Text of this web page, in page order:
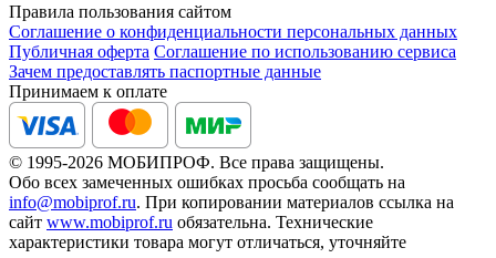
Правила пользования сайтом
Соглашение о конфиденциальности персональных данных
Публичная оферта Соглашение по использованию сервиса
Зачем предоставлять паспортные данные
Принимаем к оплате
© 1995-2026 МОБИПРОФ. Все права защищены.
Обо всех замеченных ошибках просьба сообщать на
info@mobiprof.ru. При копировании материалов ссылка на
сайт www.mobiprof.ru обязательна. Технические
характеристики товара могут отличаться, уточняйте